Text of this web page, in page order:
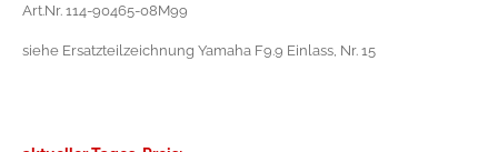
Art.Nr. 114-90465-08M99
siehe Ersatzteilzeichnung Yamaha F9.9 Einlass, Nr. 15